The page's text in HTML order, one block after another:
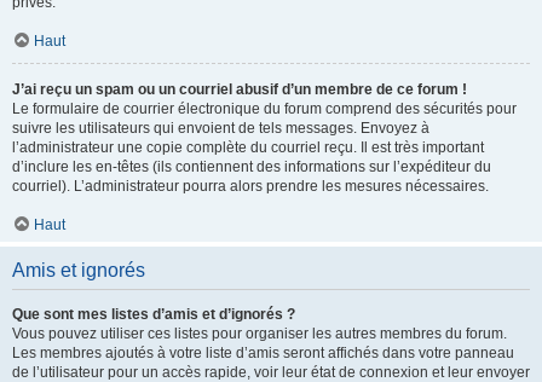
Haut
J’ai reçu un spam ou un courriel abusif d’un membre de ce forum !
Le formulaire de courrier électronique du forum comprend des sécurités pour
suivre les utilisateurs qui envoient de tels messages. Envoyez à
l’administrateur une copie complète du courriel reçu. Il est très important
d’inclure les en-têtes (ils contiennent des informations sur l’expéditeur du
courriel). L’administrateur pourra alors prendre les mesures nécessaires.
Haut
Amis et ignorés
Que sont mes listes d’amis et d’ignorés ?
Vous pouvez utiliser ces listes pour organiser les autres membres du forum.
Les membres ajoutés à votre liste d’amis seront affichés dans votre panneau
de l’utilisateur pour un accès rapide, voir leur état de connexion et leur envoyer